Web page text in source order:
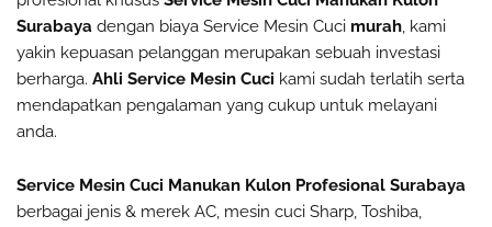
Surabaya dengan biaya Service Mesin Cuci murah, kami
yakin kepuasan pelanggan merupakan sebuah investasi
berharga. Ahli Service Mesin Cuci kami sudah terlatih serta
mendapatkan pengalaman yang cukup untuk melayani
anda.
Service Mesin Cuci Manukan Kulon Profesional Surabaya
berbagai jenis & merek AC, mesin cuci Sharp, Toshiba,